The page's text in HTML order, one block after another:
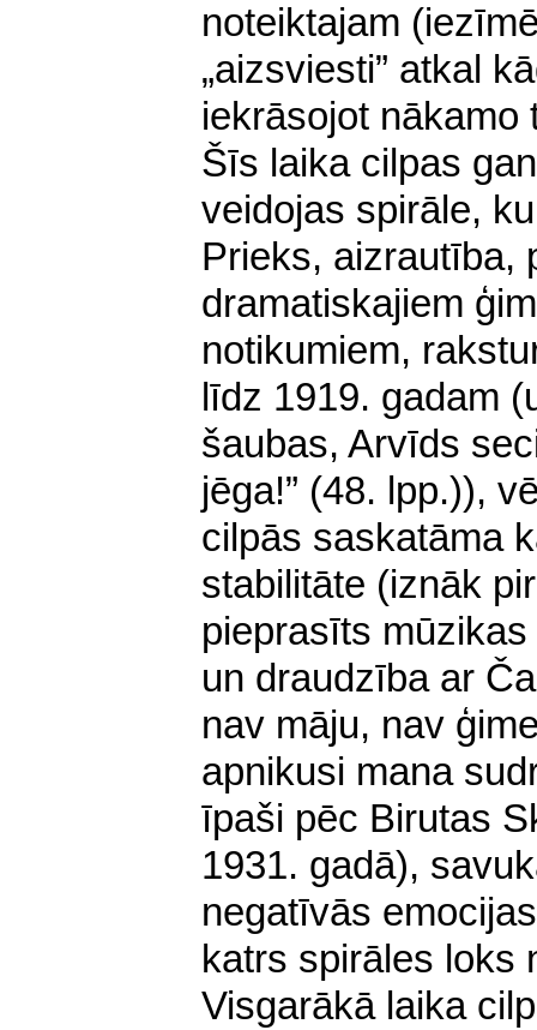
noteiktajam
„aizsviesti” atkal
iekrāsojot nākamo
Šīs laika cilpas
veidojas spirāle,
Prieks, aizrautība,
dramatiskajiem
notikumiem,
līdz 1919. gadam
šaubas, Arvīds
jēga!” (48. lpp.)),
cilpās saskatāma
stabilitāte (iznāk
pieprasīts
un draudzība ar
nav māju, nav
apnikusi mana
īpaši pēc Birutas
1931. gadā),
negatīvās
katrs spirāles loks
Visgarākā laika